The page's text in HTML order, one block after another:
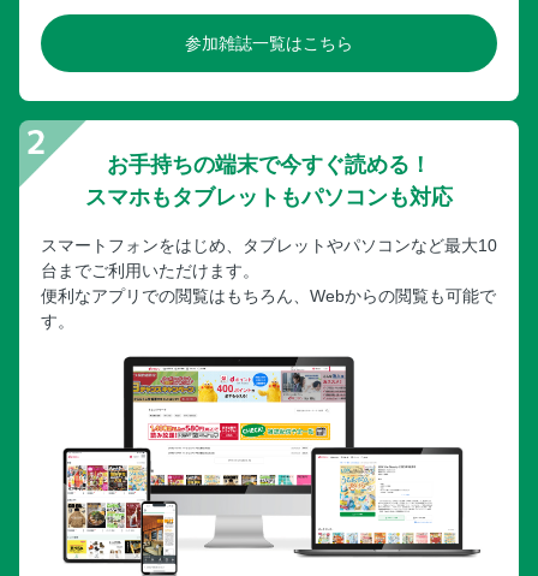
参加雑誌一覧はこちら
お手持ちの端末で今すぐ読める！
スマホもタブレットもパソコンも対応
スマートフォンをはじめ、タブレットやパソコンなど最大10
台までご利用いただけます。
便利なアプリでの閲覧はもちろん、Webからの閲覧も可能で
す。